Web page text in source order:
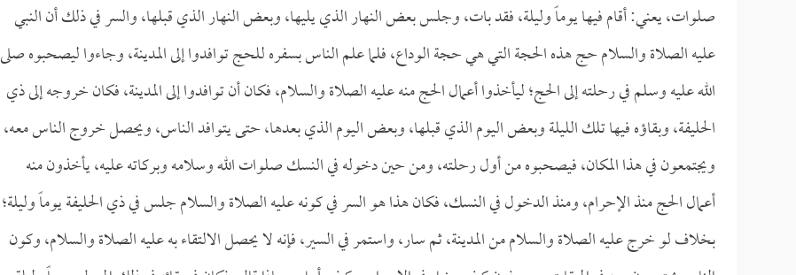
صلوات، يعني: أقام فيها يوماً وليلة، فقد بات، وجلس بعض النهار الذي يليها، وبعض النهار الذي قبلها، والسر في ذلك أن النبي
عليه الصلاة والسلام حج هذه الحجة التي هي حجة الوداع، فلما علم الناس بسفره للحج توافدوا إلى المدينة، وجاءوا ليصحبوه صلى
الله عليه وسلم في رحلته إلى الحج؛ ليأخذوا أعمال الحج منه عليه الصلاة والسلام، فكان أن توافدوا إلى المدينة، فكان خروجه إلى ذي
الحليفة، وبقاؤه فيها تلك الليلة وبعض اليوم الذي قبلها، وبعض اليوم الذي بعدها، حتى يتوافد الناس، ويحصل خروج الناس معه،
ويجتمعون في هذا المكان، فيصحبوه من أول رحلته، ومن حين دخوله في النسك صلوات الله وسلامه وبركاته عليه، يأخذون منه
أعمال الحج منذ الإحرام، ومنذ الدخول في النسك، فكان هذا هو السر في كونه عليه الصلاة والسلام جلس في ذي الحليفة يوماً وليلة؛
بخلاف لو خرج عليه الصلاة والسلام من المدينة، ثم سار، واستمر في السير، فإنه لا يحصل الالتقاء به عليه الصلاة والسلام، وكون